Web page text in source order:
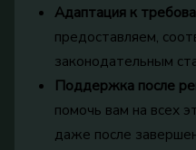
Адаптация к
предоставляем,
законодательным
Поддержка после
помочь вам на всех
даже после